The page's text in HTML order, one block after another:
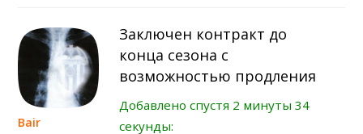
Bair
Заключен контракт до
конца сезона с
возможностью продления
Добавлено спустя 2 минуты 34
секунды: